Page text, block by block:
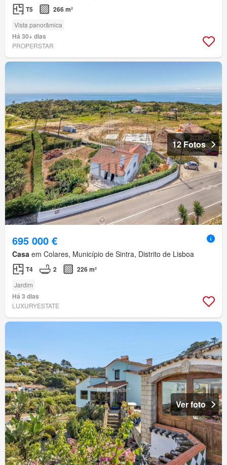
T5 266 m²
Vista panorâmica
Há 30+ dias
PROPERSTAR
12 Fotos
695 000 €
Casa em Colares, Município de Sintra, Distrito de Lisboa
T4 2 226 m²
Jardim
Há 3 dias
LUXURYESTATE
Ver foto